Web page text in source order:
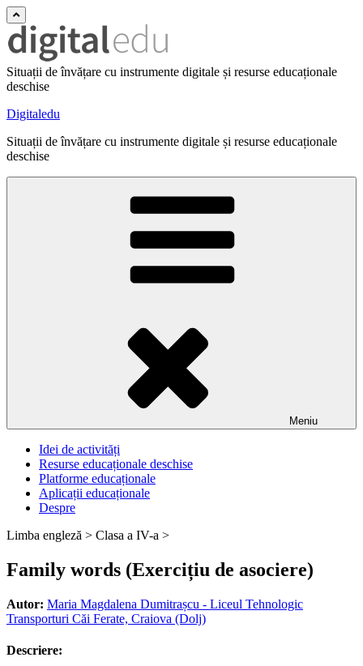
Situații de învățare cu instrumente digitale și resurse educaționale
deschise
Digitaledu
Situații de învățare cu instrumente digitale și resurse educaționale
deschise
Meniu
Idei de activități
Resurse educaționale deschise
Platforme educaționale
Aplicații educaționale
Despre
Limba engleză > Clasa a IV-a >
Family words (Exercițiu de asociere)
Autor: Maria Magdalena Dumitrașcu - Liceul Tehnologic
Transporturi Căi Ferate, Craiova (Dolj)
Descriere: